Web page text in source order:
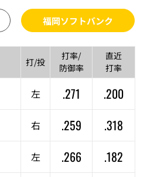
福岡ソフトバンク
打/投
打率/
防御率
直近
打率
左 .271
.200
右 .259
.318
左 .266
.182